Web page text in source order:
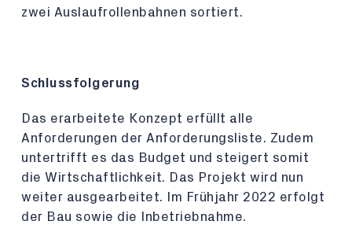
zwei Auslaufrollenbahnen sortiert.
Schlussfolgerung
Das erarbeitete Konzept erfüllt alle
Anforderungen der Anforderungsliste. Zudem
untertrifft es das Budget und steigert somit
die Wirtschaftlichkeit. Das Projekt wird nun
weiter ausgearbeitet. Im Frühjahr 2022 erfolgt
der Bau sowie die Inbetriebnahme.